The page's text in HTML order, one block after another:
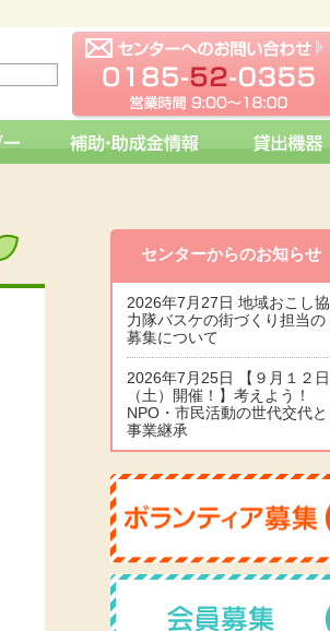
センターからのお知らせ
2026年7月27日 地域おこし協
力隊バスケの街づくり担当の
募集について
2026年7月25日 【９月１２日
（土）開催！】考えよう！
NPO・市民活動の世代交代と
事業継承